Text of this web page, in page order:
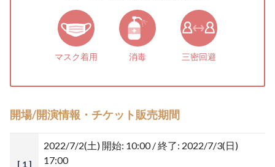
マスク着用 消毒 三密回避
開場/開演情報・チケット販売期間
[ 1 ]
2022/7/2(土) 開始: 10:00 / 終了: 2022/7/3(日)
17:00